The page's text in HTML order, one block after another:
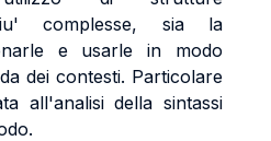
complesse, sia la
e usarle in modo
dei contesti. Particolare
all'analisi della sintassi